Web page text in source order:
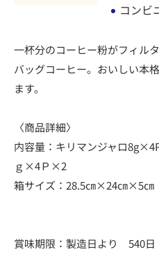
コンビ
一杯分のコーヒー粉がフィル
バッグコーヒー。おいしい本
ます。
〈商品詳細〉
内容量：キリマンジャロ
ｇ×4Ｐ×2
箱サイズ：28.5㎝×24㎝×5㎝
賞味期限：製造日より 540日